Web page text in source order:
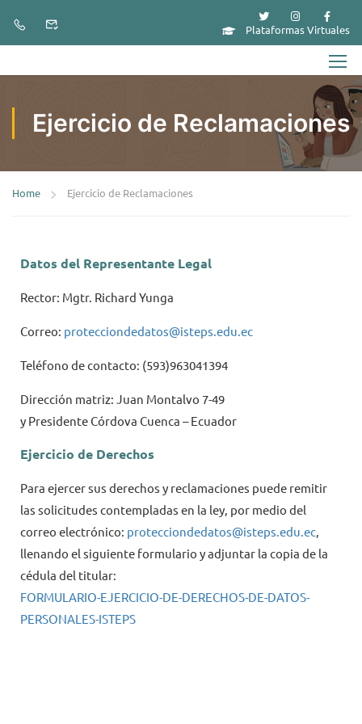
Plataformas Virtuales
Ejercicio de Reclamaciones
Home Ejercicio de Reclamaciones
Datos del Representante Legal
Rector: Mgtr. Richard Yunga
Correo: protecciondedatos@isteps.edu.ec
Teléfono de contacto: (593)963041394
Dirección matriz: Juan Montalvo 7-49
y Presidente Córdova Cuenca – Ecuador
Ejercicio de Derechos
Para ejercer sus derechos y reclamaciones puede remitir
las solicitudes contempladas en la ley, por medio del
correo electrónico: protecciondedatos@isteps.edu.ec,
llenando el siguiente formulario y adjuntar la copia de la
cédula del titular:
FORMULARIO-EJERCICIO-DE-DERECHOS-DE-DATOS-
PERSONALES-ISTEPS